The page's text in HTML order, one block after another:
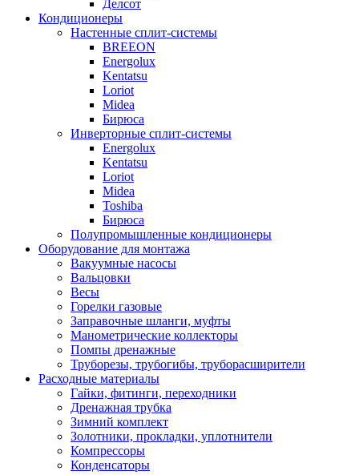
Делсот
Кондиционеры
Настенные сплит-системы
BREEON
Energolux
Kentatsu
Loriot
Midea
Бирюса
Инверторные сплит-системы
Energolux
Kentatsu
Loriot
Midea
Toshiba
Бирюса
Полупромышленные кондиционеры
Оборудование для монтажа
Вакуумные насосы
Вальцовки
Весы
Горелки газовые
Заправочные шланги, муфты
Манометрические коллекторы
Помпы дренажные
Труборезы, трубогибы, труборасширители
Расходные материалы
Гайки, фитинги, переходники
Дренажная трубка
Зимний комплект
Золотники, прокладки, уплотнители
Компрессоры
Конденсаторы